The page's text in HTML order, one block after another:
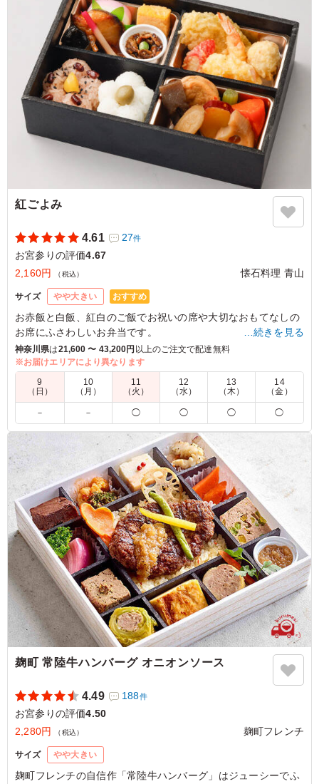
5.0
手毬寿司は一口サイズで食べやすく、量も2-3人で1個で丁
度いいかと思いました。各種おかずも丁寧に仕上げられて
いて、老若男女問わず美味しくいただけるかと思います。
ご利用シーン：お祝い›お宮参り
神奈川県川崎市川崎区浜町2026/04/27
紅ごよみ
4.61 27件
お宮参りの評価4.67
2,160円
（税込） 懐石料理 青山
サイズ やや大きい おすすめ
お赤飯と白飯、紅白のご飯でお祝いの席や大切なおもてなしの
お席にふさわしいお弁当です。
名店の味を存分に味わっていただけます。
4.5
品数が多く彩も良く、品があってとても美味しかったで
す。味付けも良かったです。また、女性にとっては、ひと
つひとつのサイズ感が丁度良くとても食べ易かったです。
見た目のボリューム的には少ない感じがしましたが食べ終
わると、そこそこの満腹感がありました。
ご利用シーン：お祝い›お宮参り
神奈川県川崎市幸区柳町2022/04/24
…続きを見る
神奈川県は21,600 〜 43,200円 以上のご注文で配達無料
※お届けエリアにより異なります
9
（日）
10
（月）
11
（火）
12
（水）
13
（木）
14
（金）
－ － ◯ ◯ ◯ ◯
麹町 常陸牛ハンバーグ オニオンソース
4.49 188件
お宮参りの評価4.50
2,280円
（税込） 麹町フレンチ
サイズ やや大きい
麹町フレンチの自信作「常陸牛ハンバーグ」はジューシーでふ